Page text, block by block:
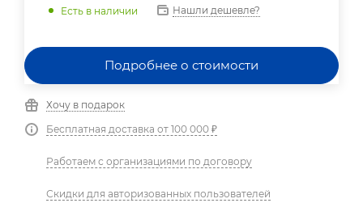
Есть в наличии Нашли дешевле?
Подробнее о стоимости
Хочу в подарок
Бесплатная доставка от 100 000 ₽
Работаем с организациями по договору
Скидки для авторизованных пользователей